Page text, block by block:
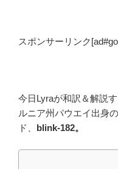
スポンサーリンク
今日Lyraが和訳＆解説
ルニア州パウエイ出身
ド、 blink-182。